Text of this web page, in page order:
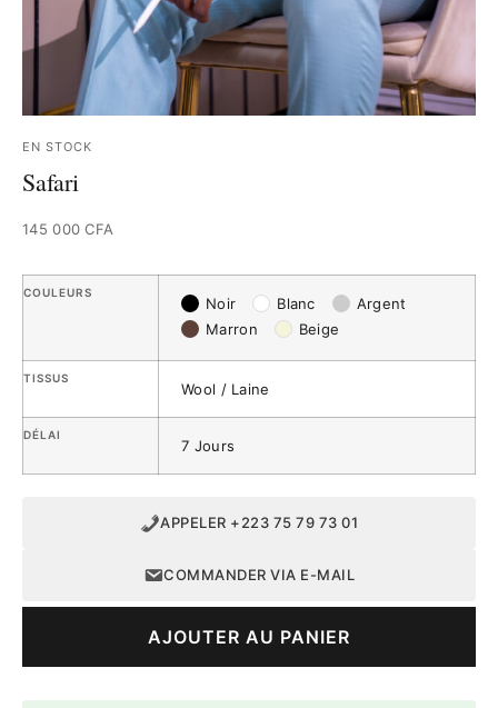
EN STOCK
Safari
145 000CFA
COULEURS
Noir Blanc
Argent
Marron
Beige
TISSUS
Wool / Laine
DÉLAI
7 Jours
APPELER +223 75 79 73 01
COMMANDER VIA E-MAIL
AJOUTER AU PANIER